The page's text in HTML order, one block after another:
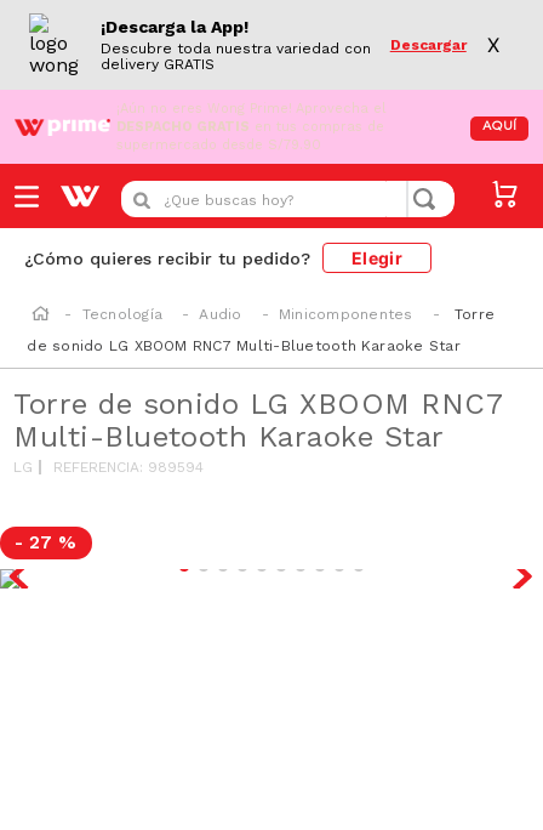
¡Descarga la App!
Descubre toda nuestra variedad con
delivery GRATIS
Descargar X
¡Aún no eres Wong Prime! Aprovecha el
DESPACHO GRATIS en tus compras de
supermercado desde S/79.90
AQUÍ
¿Que buscas hoy?
¿Cómo quieres recibir tu pedido? Elegir
Tecnología Audio Minicomponentes
Torre
de sonido LG XBOOM RNC7 Multi-Bluetooth Karaoke Star
Torre de sonido LG XBOOM RNC7
Multi-Bluetooth Karaoke Star
LG REFERENCIA: 989594
- 27 %